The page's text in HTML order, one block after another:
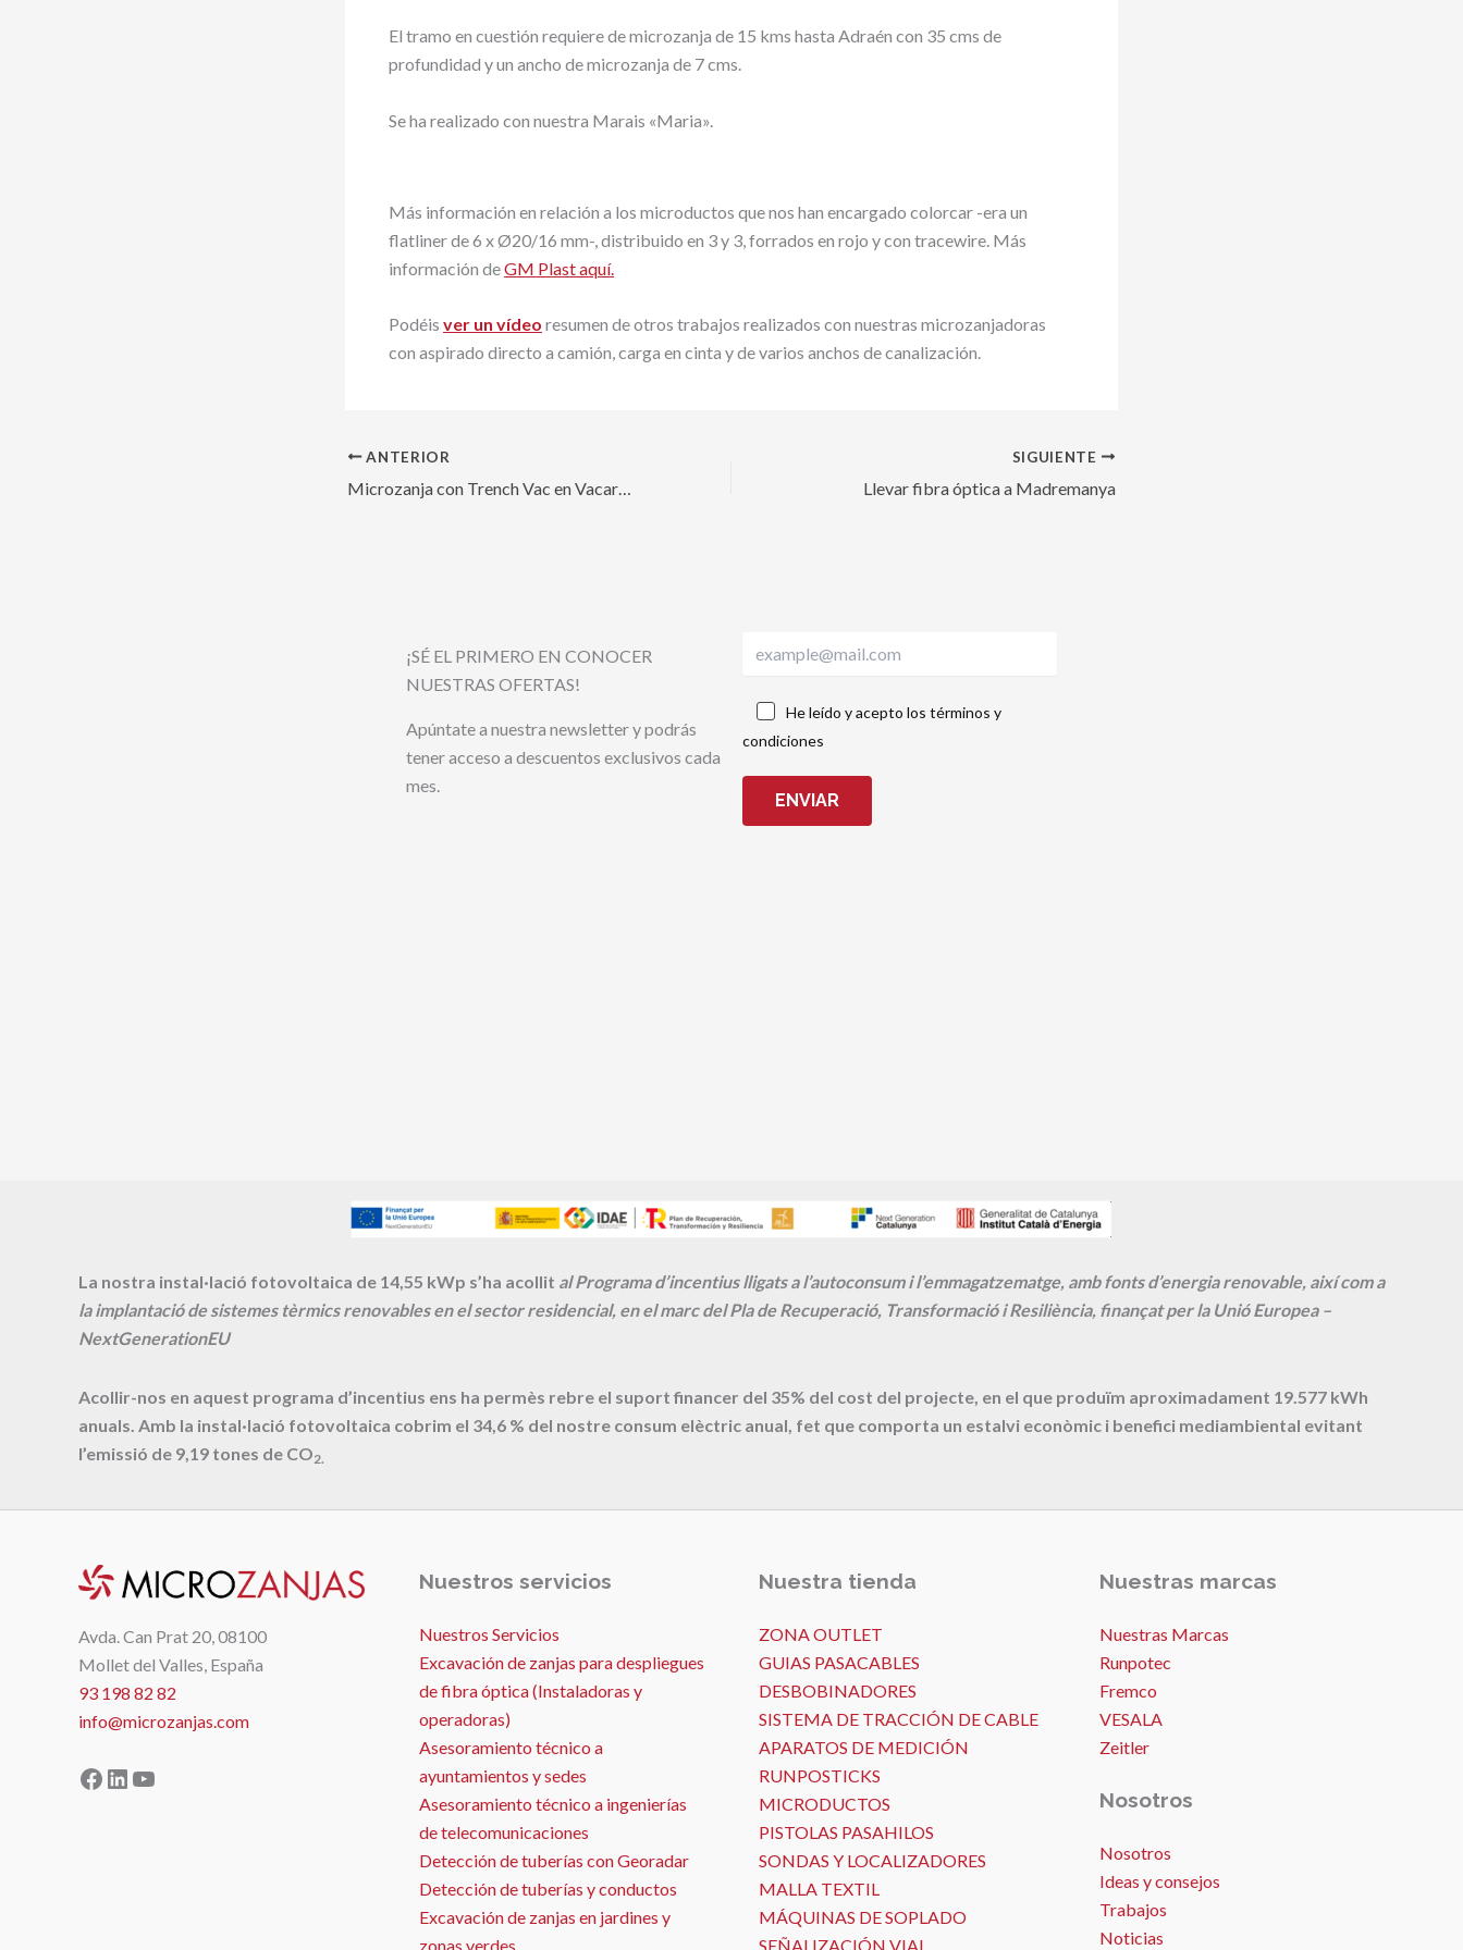
El tramo en cuestión requiere de microzanja de 15 kms hasta Adraén con 35 cms de
profundidad y un ancho de microzanja de 7 cms.
Se ha realizado con nuestra Marais «Maria».
Más información en relación a los microductos que nos han encargado colorcar -era un
flatliner de 6 x Ø20/16 mm-, distribuido en 3 y 3, forrados en rojo y con tracewire. Más
información deGM Plast aquí.
Podéis ver un vídeo resumen de otros trabajos realizados con nuestras microzanjadoras
con aspirado directo a camión, carga en cinta y de varios anchos de canalización.
ANTERIOR SIGUIENTE
Llevar fibra óptica a Madremanya
¡SÉ EL PRIMERO EN CONOCER
NUESTRAS OFERTAS!
Apúntate a nuestra newsletter y podrás
tener acceso a descuentos exclusivos cada
mes.
He leído y acepto los términos y
condiciones
ENVIAR
La nostra instal·lació fotovoltaica de 14,55 kWp s’ha acollit al Programa d’incentius lligats a l’autoconsum i l’emmagatzematge, amb fonts d’energia renovable, així com a
la implantació de sistemes tèrmics renovables en el sector residencial, en el marc del Pla de Recuperació, Transformació i Resiliència, finançat per la Unió Europea –
NextGenerationEU
Acollir-nos en aquest programa d’incentius ens ha permès rebre el suport financer del 35% del cost del projecte, en el que produïm aproximadament 19.577 kWh
anuals. Amb la instal·lació fotovoltaica cobrim el 34,6 % del nostre consum elèctric anual, fet que comporta un estalvi econòmic i benefici mediambiental evitant
l’emissió de 9,19 tones de CO2.
Avda. Can Prat 20, 08100
Mollet del Valles, España
93 198 82 82
info@microzanjas.com
Facebook
LinkedIn
YouTube
Nuestros servicios
Nuestros Servicios
Excavación de zanjas para despliegues
de fibra óptica (Instaladoras y
operadoras)
Asesoramiento técnico a
ayuntamientos y sedes
Asesoramiento técnico a ingenierías
de telecomunicaciones
Detección de tuberías con Georadar
Detección de tuberías y conductos
Excavación de zanjas en jardines y
zonas verdes
Nuestra tienda
ZONA OUTLET
GUIAS PASACABLES
DESBOBINADORES
SISTEMA DE TRACCIÓN DE CABLE
APARATOS DE MEDICIÓN
RUNPOSTICKS
MICRODUCTOS
PISTOLAS PASAHILOS
SONDAS Y LOCALIZADORES
MALLA TEXTIL
MÁQUINAS DE SOPLADO
SEÑALIZACIÓN VIAL
Nuestras marcas
Nuestras Marcas
Runpotec
Fremco
VESALA
Zeitler
Nosotros
Nosotros
Ideas y consejos
Trabajos
Noticias